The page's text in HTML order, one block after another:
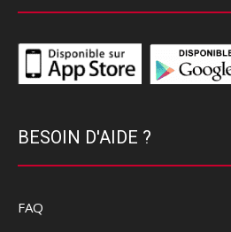
BESOIN D'AIDE ?
FAQ